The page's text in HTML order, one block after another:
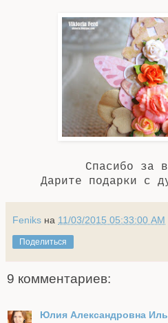
Спасибо за
Дарите подарки с
Feniks на 11/03/2015 05:33:00 AM
Поделиться
9 комментариев:
Юлия Александровна